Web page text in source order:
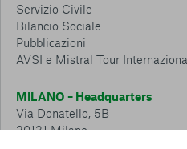
Servizio Civile
Bilancio Sociale
Pubblicazioni
AVSI e Mistral Tour
MILANO – Headquarters
Via Donatello, 5B
20131 Milano